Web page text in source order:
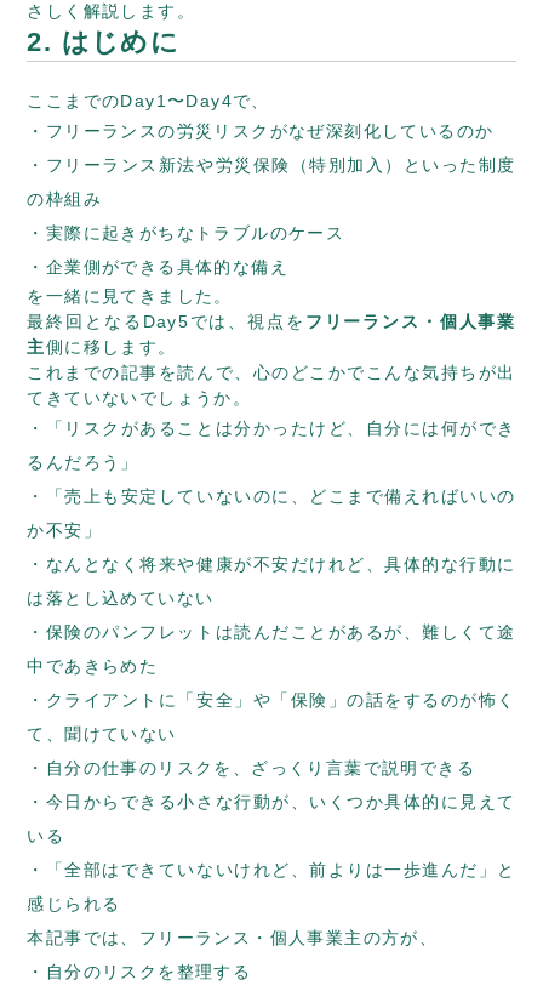
さしく解説します。
2. はじめに
ここまでのDay1〜Day4で、
フリーランスの労災リスクがなぜ深刻化しているのか
フリーランス新法や労災保険（特別加入）といった制度
の枠組み
実際に起きがちなトラブルのケース
企業側ができる具体的な備え
を一緒に見てきました。
最終回となるDay5では、視点を フリーランス・個人事業
主側に移します。
これまでの記事を読んで、心のどこかでこんな気持ちが出
てきていないでしょうか。
「リスクがあることは分かったけど、自分には何ができ
るんだろう」
「売上も安定していないのに、どこまで備えればいいの
か不安」
なんとなく将来や健康が不安だけれど、具体的な行動に
は落とし込めていない
保険のパンフレットは読んだことがあるが、難しくて途
中であきらめた
クライアントに「安全」や「保険」の話をするのが怖く
て、聞けていない
自分の仕事のリスクを、ざっくり言葉で説明できる
今日からできる小さな行動が、いくつか具体的に見えて
いる
「全部はできていないけれど、前よりは一歩進んだ」と
感じられる
本記事では、フリーランス・個人事業主の方が、
自分のリスクを整理する